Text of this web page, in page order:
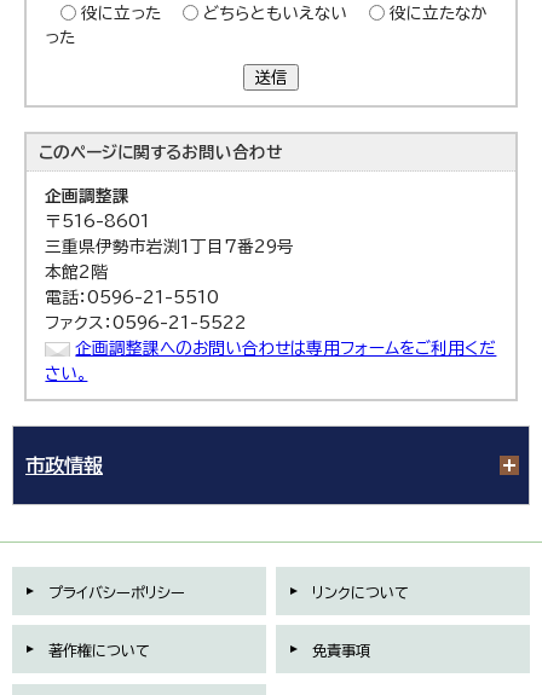
役に立った
どちらともいえない
役に立たなか
った
送信
このページに関するお問い合わせ
企画調整課
〒516-8601
三重県伊勢市岩渕1丁目7番29号
本館2階
電話：0596-21-5510
ファクス：0596-21-5522
企画調整課へのお問い合わせは専用フォームをご利用くだ
さい。
市政情報
プライバシーポリシー リンクについて
著作権について 免責事項